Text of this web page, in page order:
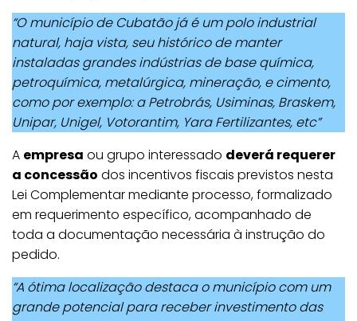
“O município de Cubatão já é um polo industrial
natural, haja vista, seu histórico de manter
instaladas grandes indústrias de base química,
petroquímica, metalúrgica, mineração, e cimento,
como por exemplo: a Petrobrás, Usiminas, Braskem,
Unipar, Unigel, Votorantim, Yara Fertilizantes, etc”
A empresa ou grupo interessado deverá requerer
a concessão dos incentivos fiscais previstos nesta
Lei Complementar mediante processo, formalizado
em requerimento específico, acompanhado de
toda a documentação necessária à instrução do
pedido.
“A ótima localização destaca o município com um
grande potencial para receber investimento das